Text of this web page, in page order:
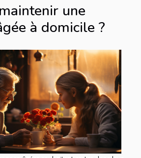
une
à domicile ?